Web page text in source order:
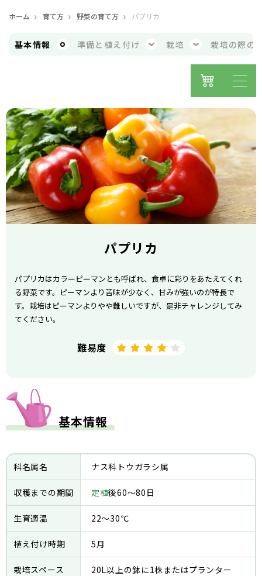
ホーム 育て方 野菜の育て方 パプリカ
基本情報 準備と 植え付け 栽培 栽培の際の
パプリカ
パプリカはカラーピーマンとも呼ばれ、食卓に彩りをあたえてくれ
る野菜です。ピーマンより苦味が少なく、甘みが強いのが特長で
す。栽培はピーマンよりやや難しいですが、是非チャレンジしてみ
てください。
難易度
基本情報
科名属名 ナス科トウガラシ属
収穫までの期間 定植後60～80日
生育適温 22～30℃
植え付け時期 5月
栽培スペース
20L以上の鉢に1株またはプランター